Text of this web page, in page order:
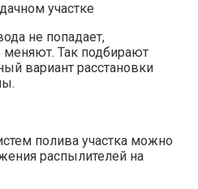
не попадает,
Так подбирают
вариант расстановки
полива участка можно
распылителей на